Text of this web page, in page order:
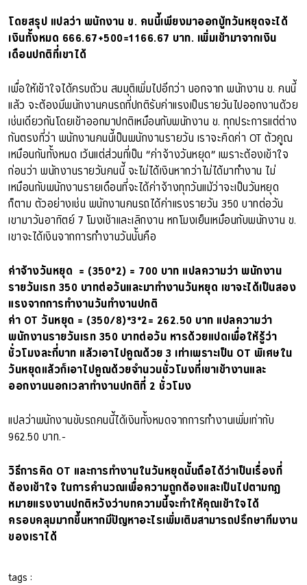
โดยสรุป แปลว่า พนักงาน ข. คนนี้เพียงมาออกบู้ทวันหยุดจะได้
เงินทั้งหมด 666.67+500=1166.67 บาท. เพิ่มเข้ามาจากเงิน
เดือนปกติที่เขาได้
เพื่อให้เข้าใจได้ครบถ้วน สมมุติเพิ่มไปอีกว่า นอกจาก พนักงาน ข. คนนี้
แล้ว จะต้องมีพนักงานคนรถที่ปกติรับค่าแรงเป็นรายวันไปออกงานด้วย
เช่นเดียวกันโดยเข้าออกมาปกติเหมือนกับพนักงาน ข. ทุกประการแต่ต่าง
กันตรงที่ว่า พนักงานคนนี้เป็นพนักงานรายวัน เราจะคิดค่า OT ตัวคูณ
เหมือนกันทั้งหมด เว้นแต่ส่วนที่เป็น “ค่าจ้างวันหยุด” เพราะต้องเข้าใจ
ก่อนว่า พนักงานรายวันคนนี้ จะไม่ได้เงินหากว่าไม่ได้มาทำงาน ไม่
เหมือนกับพนักงานรายเดือนที่จะได้ค่าจ้างทุกวันแม้ว่าจะเป็นวันหยุด
ก็ตาม ตัวอย่างเช่น พนักงานคนรถได้ค่าแรงรายวัน 350 บาทต่อวัน
เขามาวันอาทิตย์ 7 โมงเช้าและเลิกงาน หกโมงเย็นเหมือนกับพนักงาน ข.
เขาจะได้เงินจากการทำงานวันนั้นคือ
ค่าจ้างวันหยุด = (350*2) = 700 บาท แปลความว่า พนักงาน
รายวันเรท 350 บาทต่อวันและมาทำงานวันหยุด เขาจะได้เป็นสอง
แรงจากการทำงานวันทำงานปกติ
ค่า OT วันหยุด = (350/8)*3*2= 262.50 บาท แปลความว่า
พนักงานรายวันเรท 350 บาทต่อวัน หารด้วยแปดเพื่อให้รู้ว่า
ชั่วโมงละกี่บาท แล้วเอาไปคูณด้วย 3 เท่าเพราะเป็น OT พิเศษใน
วันหยุดแล้วก็เอาไปคูณด้วยจำนวนชั่วโมงที่เขาเข้างานและ
ออกงานนอกเวลาทำงานปกติที่ 2 ชั่วโมง
แปลว่าพนักงานขับรถคนนี้ได้เงินทั้งหมดจากการทำงานเพิ่มเท่ากับ
962.50 บาท.-
วิธีการคิด OT และการทำงานในวันหยุดนั้นถือได้ว่าเป็นเรื่องที่
ต้องเข้าใจ ในการคำนวณเพื่อความถูกต้องและเป็นไปตามกฏ
หมายแรงงานปกติหวังว่าบทความนี้จะทำให้คุณเข้าใจได้
ครอบคลุมมากขึ้นหากมีปัญหาอะไรเพิ่มเติมสามารถปรึกษาทีมงาน
ของเราได้
tags :